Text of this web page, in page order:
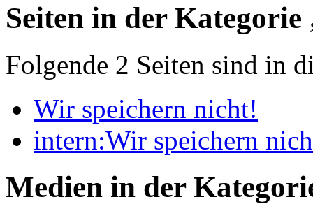
Seiten in der
Folgende 2 Seiten sind in
Wir speichern nicht!
intern:Wir speichern
Medien in der